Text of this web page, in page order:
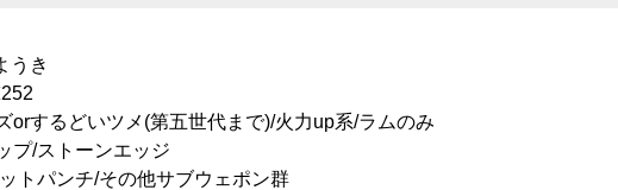
うき
orするどいツメ(第五世代まで)/火力up系/ラムのみ
プ/ストーンエッジ
トパンチ/その他サブウェポン群